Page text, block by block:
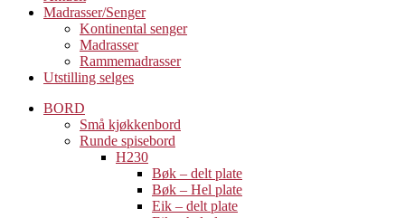
Madrasser/Senger
Kontinental senger
Madrasser
Rammemadrasser
Utstilling selges
BORD
Små kjøkkenbord
Runde spisebord
H230
Bøk – delt plate
Bøk – Hel plate
Eik – delt plate